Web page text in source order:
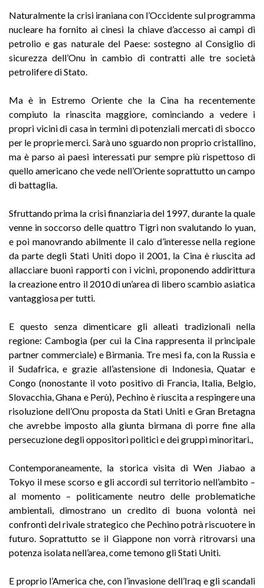
Naturalmente la crisi iraniana con l’Occidente sul programma
nucleare ha fornito ai cinesi la chiave d’accesso ai campi di
petrolio e gas naturale del Paese: sostegno al Consiglio di
sicurezza dell’Onu in cambio di contratti alle tre società
petrolifere di Stato.
Ma è in Estremo Oriente che la Cina ha recentemente
compiuto la rinascita maggiore, cominciando a vedere i
propri vicini di casa in termini di potenziali mercati di sbocco
per le proprie merci. Sarà uno sguardo non proprio cristallino,
ma è parso ai paesi interessati pur sempre più rispettoso di
quello americano che vede nell’Oriente soprattutto un campo
di battaglia.
Sfruttando prima la crisi finanziaria del 1997, durante la quale
venne in soccorso delle quattro Tigri non svalutando lo yuan,
e poi manovrando abilmente il calo d’interesse nella regione
da parte degli Stati Uniti dopo il 2001, la Cina è riuscita ad
allacciare buoni rapporti con i vicini, proponendo addirittura
la creazione entro il 2010 di un’area di libero scambio asiatica
vantaggiosa per tutti.
E questo senza dimenticare gli alleati tradizionali nella
regione: Cambogia (per cui la Cina rappresenta il principale
partner commerciale) e Birmania. Tre mesi fa, con la Russia e
il Sudafrica, e grazie all’astensione di Indonesia, Quatar e
Congo (nonostante il voto positivo di Francia, Italia, Belgio,
Slovacchia, Ghana e Perù), Pechino è riuscita a respingere una
risoluzione dell’Onu proposta da Stati Uniti e Gran Bretagna
che avrebbe imposto alla giunta birmana di porre fine alla
persecuzione degli oppositori politici e dei gruppi minoritari.,
Contemporaneamente, la storica visita di Wen Jiabao a
Tokyo il mese scorso e gli accordi sul territorio nell’ambito –
al momento – politicamente neutro delle problematiche
ambientali, dimostrano un credito di buona volontà nei
confronti del rivale strategico che Pechino potrà riscuotere in
futuro. Soprattutto se il Giappone non vorrà ritrovarsi una
potenza isolata nell’area, come temono gli Stati Uniti.
E proprio l’America che, con l’invasione dell’Iraq e gli scandali